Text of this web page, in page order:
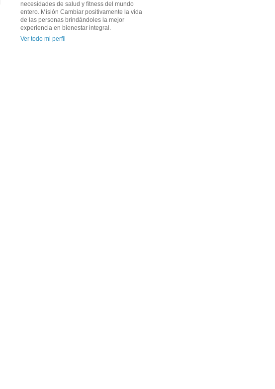
necesidades de salud y fitness del mundo
entero. Misión Cambiar positivamente la vida
de las personas brindándoles la mejor
experiencia en bienestar integral.
Ver todo mi perfil